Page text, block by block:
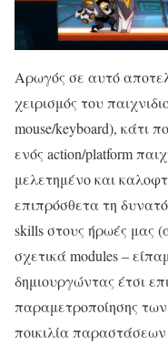
Αρωγός σε αυτό
χειρισμός του
mouse/keyboard), κάτι
ενός action/platform
μελετημένο και
επιπρόσθετα τη
skills στους ήρωές μας
σχετικά modules –
δημιουργώντας έτσι
παραμετροποίησης
ποικιλία παραστάσεων